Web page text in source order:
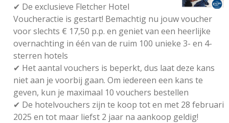
✔ De exclusieve Fletcher Hotel
Voucheractie is gestart! Bemachtig nu jouw voucher
voor slechts € 17,50 p.p. en geniet van een heerlijke
overnachting in één van de ruim 100 unieke 3- en 4-
sterren hotels
✔ Het aantal vouchers is beperkt, dus laat deze kans
niet aan je voorbij gaan. Om iedereen een kans te
geven, kun je maximaal 10 vouchers bestellen
✔ De hotelvouchers zijn te koop tot en met 28 februari
2025 en tot maar liefst 2 jaar na aankoop geldig!